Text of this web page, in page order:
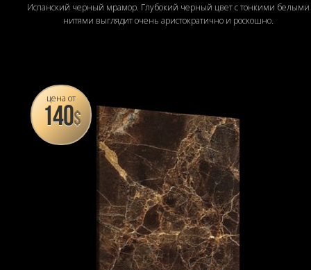
Испанский черный мрамор. Глубокий черный цвет с тонкими белыми
нитями выглядит очень аристократично и роскошно.
цена от
140$